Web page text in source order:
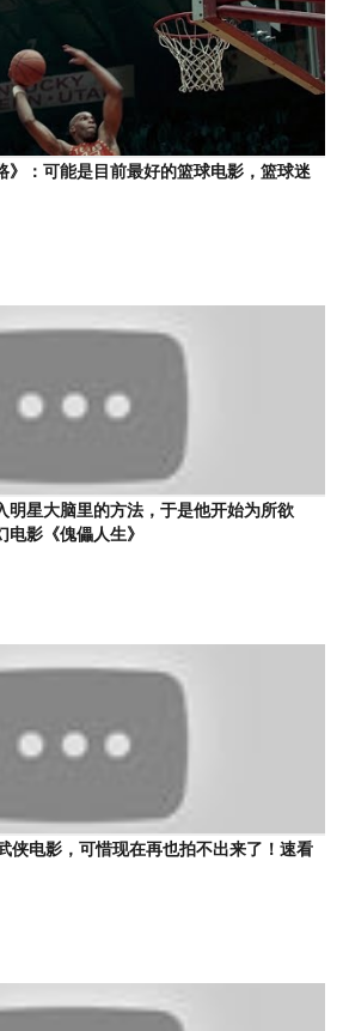
》：可能是目前最好的篮球电影，篮球迷
明星大脑里的方法，于是他开始为所欲
影《傀儡人生》
侠电影，可惜现在再也拍不出来了！速看